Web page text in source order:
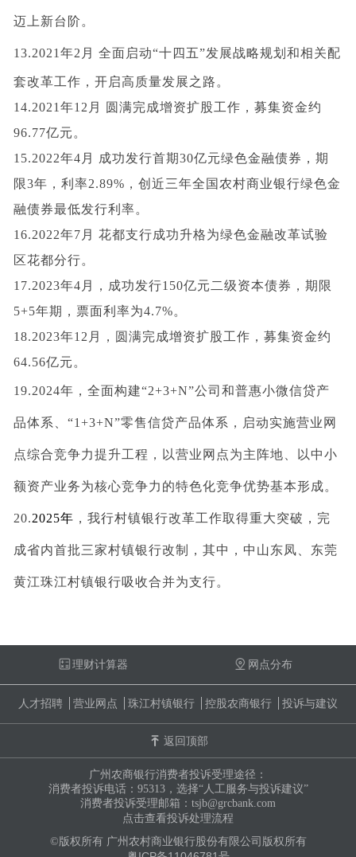
迈上新台阶。
1 3.2021年2月 全面启动“十四五”发展战略规划和相关配
套改革工作，开启高质量发展之路。
14.2021年12月 圆满完成增资扩股工作，募集资金约
96.77亿元。
15.2022年4月 成功发行首期30亿元绿色金融债券，期
限3年，利率2.89%，创近三年全国农村商业银行绿色金
融债券最低发行利率。
16.2022年7月 花都支行成功升格为绿色金融改革试验
区花都分行。
17.2023年4 月，成功发行150亿元二级资本债券，期限
5+5年期，票面利率为4.7%。
18.2023年1 2 月，圆满完成增资扩股工作，募集资金约
64.56亿元。
19.2024年， 全面构建“2+3+N”公司和普惠小微信贷产
品体系 “1+3+N”零售信贷产品体系 ， 启动实施营业网
点综合竞争力提升工程，以营业网点为主阵地、以中小
额资产业务为核心竞争力的特色化竞争优势基本形成。
20.2025年 ，我行村镇银行改革工作取得重大突破，完
成省内首批三家村镇银行改制，其中，中山东凤、东莞
黄江珠江村镇银行吸收合并为支行。
理财计算器 网点分布
人才招聘 营业网点 珠江村镇银行 控股农商银行 投诉与建议
返回顶部
广州农商银行消费者投诉受理途径：
消费者投诉电话：95313，选择“人工服务与投诉建议”
消费者投诉受理邮箱：tsjb@grcbank.com
点击查看投诉处理流程
©版权所有 广州农村商业银行股份有限公司版权所有